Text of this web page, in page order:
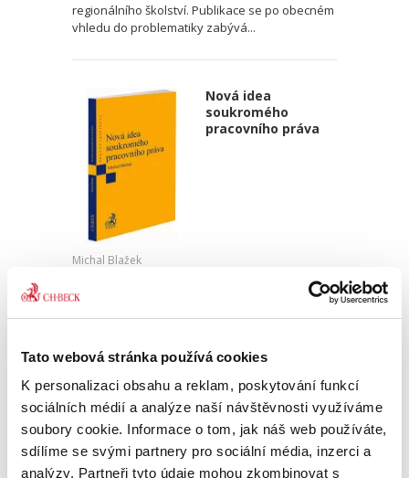
Tato webová stránka používá cookies
K personalizaci obsahu a reklam, poskytování funkcí
sociálních médií a analýze naší návštěvnosti využíváme
soubory cookie. Informace o tom, jak náš web používáte,
sdílíme se svými partnery pro sociální média, inzerci a
analýzy. Partneři tyto údaje mohou zkombinovat s
regionálního školství. Publikace se po obecném
vhledu do problematiky zabývá...
Nová idea
soukromého
pracovního práva
Michal Blažek
450,00 Kč
praxi využít při řešení pracovněprávních sporů?
Jaké procesní nástroje napomáhající
zaměstnancům lze u soudu využít? Jaké jsou
největší problémy...
Opatření proti